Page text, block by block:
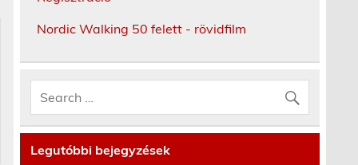
Nordic Walking 50 felett - rövidfilm
Legutóbbi bejegyzések